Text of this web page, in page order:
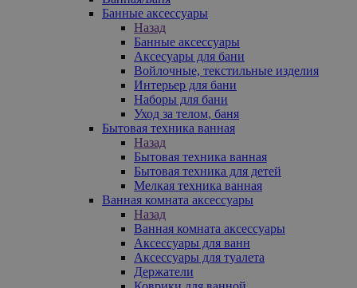
Банные аксессуары
Назад
Банные аксессуары
Аксесуары для бани
Войлочные, текстильные изделия
Интерьер для бани
Наборы для бани
Уход за телом, баня
Бытовая техника ванная
Назад
Бытовая техника ванная
Бытовая техника для детей
Мелкая техника ванная
Ванная комната аксессуары
Назад
Ванная комната аксессуары
Аксессуары для ванн
Аксессуары для туалета
Держатели